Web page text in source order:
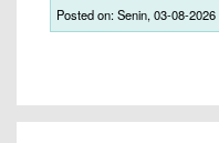
Posted on: Senin, 03-08-2026